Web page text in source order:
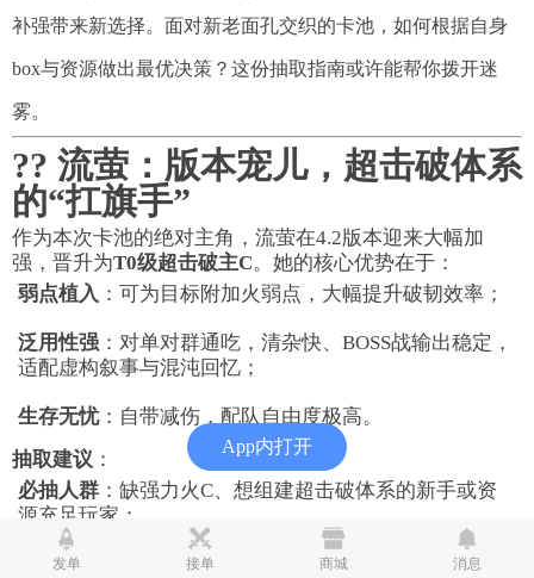
App内打开
补强带来新选择。面对新老面孔交织的卡池，如何根据自身
box与资源做出最优决策？这份抽取指南或许能帮你拨开迷
雾。
?? 流萤：版本宠儿，超击破体系
的“扛旗手”
作为本次卡池的绝对主角，流萤在4.2版本迎来大幅加
强，晋升为T0级超击破主C。她的核心优势在于：
弱点植入 ：可为目标附加火弱点，大幅提升破韧效率；
泛用性强 ：对单对群通吃，清杂快、BOSS战输出稳定，
适配虚构叙事与混沌回忆；
生存无忧：自带减伤，配队自由度极高。
抽取建议 ：
必抽人群 ：缺强力火C、想组建超击破体系的新手或资
源充足玩家；
推荐人群 ：已有阮梅/砂金等击破队友，想补火伤或对群
发单 接单 商城 消息